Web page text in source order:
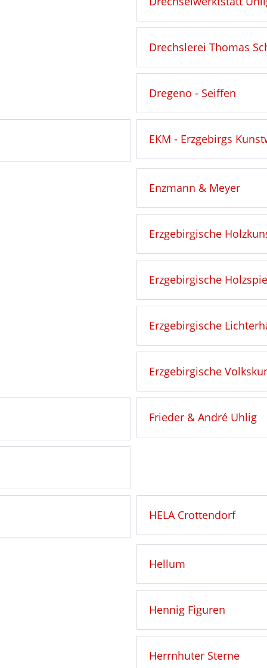
Drechslerei Thomas
Dregeno - Seiffen
EKM - Erzgebirgs
Enzmann & Meyer
Erzgebirgische
Erzgebirgische
Erzgebirgische
Erzgebirgische
Frieder & André Uhlig
HELA Crottendorf
Hellum
Hennig Figuren
Herrnhuter Sterne